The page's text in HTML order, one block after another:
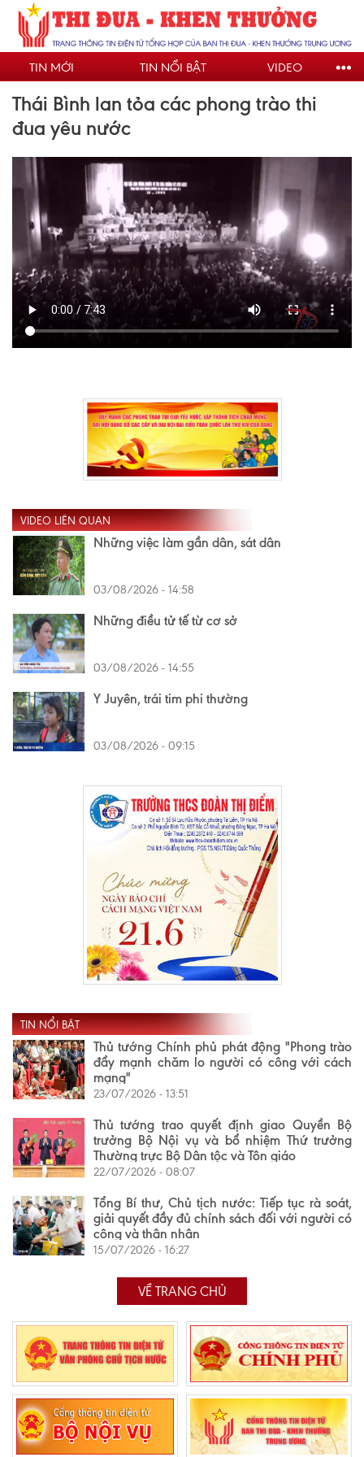
Nhảy
đến
nội
dungTIN MỚI TIN NỔI BẬT VIDEO
Thái Bình lan tỏa các phong trào thi
đua yêu nước
VIDEO LIÊN QUAN
Những việc làm gần dân, sát dân
03/08/2026 - 14:58
Những điều tử tế từ cơ sở
03/08/2026 - 14:55
Y Juyên, trái tim phi thường
03/08/2026 - 09:15
TIN NỔI BẬT
Thủ tướng Chính phủ phát động "Phong trào
đẩy mạnh chăm lo người có công với cách
mạng"
23/07/2026 - 13:51
Thủ tướng trao quyết định giao Quyền Bộ
trưởng Bộ Nội vụ và bổ nhiệm Thứ trưởng
Thường trực Bộ Dân tộc và Tôn giáo
22/07/2026 - 08:07
Tổng Bí thư, Chủ tịch nước: Tiếp tục rà soát,
giải quyết đầy đủ chính sách đối với người có
công và thân nhân
15/07/2026 - 16:27
VỀ TRANG CHỦ